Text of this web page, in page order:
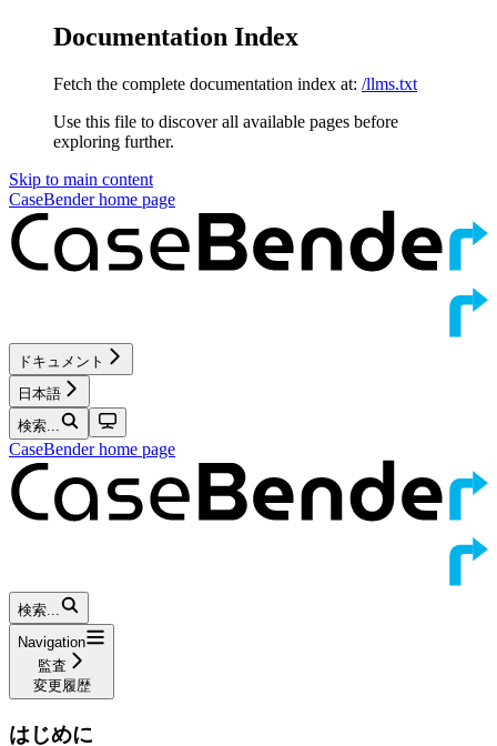
Documentation Index
Fetch the complete documentation index at: /llms.txt
Use this file to discover all available pages before
exploring further.
Skip to main content
CaseBenderhome page
ドキュメント
日本語
検索...
CaseBenderhome page
検索...
Navigation
監査
変更履歴
はじめに